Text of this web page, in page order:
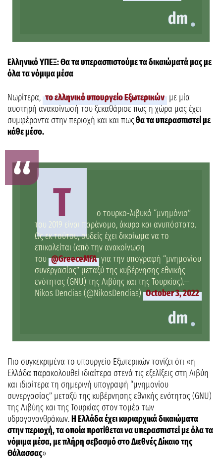
Ελληνικό ΥΠΕΞ: Θα τα υπερασπιστούμε τα δικαιώματά μας με
όλα τα νόμιμα μέσα
Νωρίτερα, το ελληνικό υπουργείο Εξωτερικών με μία
αυστηρή ανακοίνωσή του ξεκαθάρισε πως η χώρα μας έχει
συμφέροντα στην περιοχή και και πωςθα τα υπερασπιστεί με
κάθε μέσο.
Τ
ο τουρκο-λιβυκό “μνημόνιο”
του 2019 είναι παράνομο, άκυρο και ανυπόστατο.
Ως εκ τούτου, ουδείς έχει δικαίωμα να το
επικαλείται (από την ανακοίνωση
του @GreeceMFA για την υπογραφή “μνημονίου
συνεργασίας” μεταξύ της κυβέρνησης εθνικής
ενότητας (GNU) της Λιβύης και της Τουρκίας).—
Nikos Dendias (@NikosDendias) October 3, 2022
Πιο συγκεκριμένα το υπουργείο Εξωτερικών τονίζει ότι «η
Ελλάδα παρακολουθεί ιδιαίτερα στενά τις εξελίξεις στη Λιβύη
και ιδιαίτερα τη σημερινή υπογραφή “μνημονίου
συνεργασίας” μεταξύ της κυβέρνησης εθνικής ενότητας (GNU)
της Λιβύης και της Τουρκίας στον τομέα των
υδρογονανθράκων.Η Ελλάδα έχει κυριαρχικά δικαιώματα
στην περιοχή, τα οποία προτίθεται να υπερασπιστεί με όλα τα
νόμιμα μέσα, με πλήρη σεβασμό στο Διεθνές Δίκαιο της
Θάλασσας»